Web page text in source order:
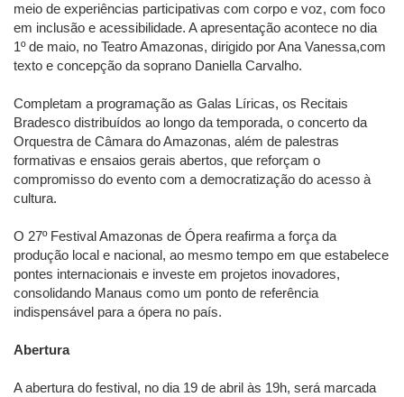
meio de experiências participativas com corpo e voz, com foco
em inclusão e acessibilidade. A apresentação acontece no dia
1º de maio, no Teatro Amazonas, dirigido por Ana Vanessa,com
texto e concepção da soprano Daniella Carvalho.
Completam a programação as Galas Líricas, os Recitais
Bradesco distribuídos ao longo da temporada, o concerto da
Orquestra de Câmara do Amazonas, além de palestras
formativas e ensaios gerais abertos, que reforçam o
compromisso do evento com a democratização do acesso à
cultura.
O 27º Festival Amazonas de Ópera reafirma a força da
produção local e nacional, ao mesmo tempo em que estabelece
pontes internacionais e investe em projetos inovadores,
consolidando Manaus como um ponto de referência
indispensável para a ópera no país.
Abertura
A abertura do festival, no dia 19 de abril às 19h, será marcada